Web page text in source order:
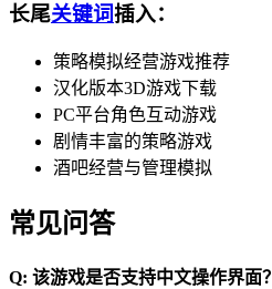
长尾关键词插入：
策略模拟经营游戏推荐
汉化版本3D游戏下载
PC平台角色互动游戏
剧情丰富的策略游戏
酒吧经营与管理模拟
常见问答
Q: 该游戏是否支持中文操作界面？